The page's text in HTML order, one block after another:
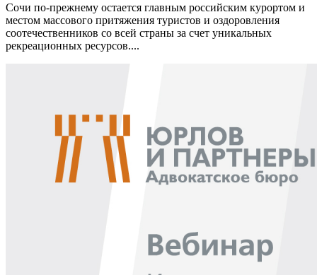
Сочи по-прежнему остается главным российским курортом и
местом массового притяжения туристов и оздоровления
соотечественников со всей страны за счет уникальных
рекреационных ресурсов....